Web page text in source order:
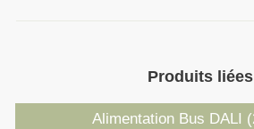
Produits liées
Alimentation Bus DALI